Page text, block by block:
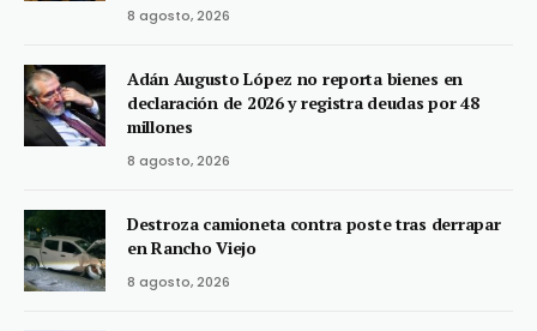
8 agosto, 2026
Adán Augusto López no reporta bienes en
declaración de 2026 y registra deudas por 48
millones
8 agosto, 2026
Destroza camioneta contra poste tras derrapar
en Rancho Viejo
8 agosto, 2026